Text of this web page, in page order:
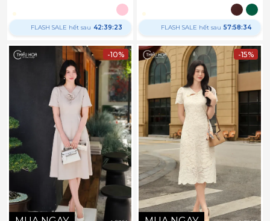
FLASH SALE hết sau 42:39:22 FLASH SALE hết sau 57:58:33
-10% -15%